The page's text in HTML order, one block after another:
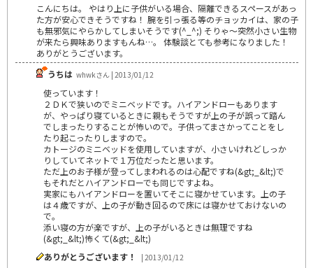
こんにちは。 やはり上に子供がいる場合、隔離できるスペースがあっ
た方が安心できそうですね！ 腕を引っ張る等のチョッカイは、家の子
も無邪気にやらかしてしまいそうです(^_^;) そりゃ～突然小さい生物
が来たら興味ありますもんね…。 体験談とても参考になりました！
ありがとうございます。
うちは whwkさん | 2013/01/12
使っています！
２ＤＫで狭いのでミニベッドです。ハイアンドローもあります
が、やっぱり寝ているときに親もそうですが上の子が誤って踏ん
でしまったりすることが怖いので。子供ってまさかってことをし
たり起こったりしますので。
カトージのミニベッドを使用していますが、小さいけれどしっか
りしていてネットで１万位だったと思います。
ただ上のお子様が登ってしまわれるのは心配ですね(&gt;_&lt;)で
もそれだとハイアンドローでも同じですよね。
実家にもハイアンドローを置いてそこに寝かせています。上の子
は４歳ですが、上の子が動き回るので床には寝かせておけないの
で。
添い寝の方が楽ですが、上の子がいるときは無理ですね
(&gt;_&lt;)怖くて(&gt;_&lt;)
ありがとうございます！
| 2013/01/12